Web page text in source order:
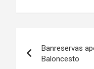
de
Banreservas
Baloncesto